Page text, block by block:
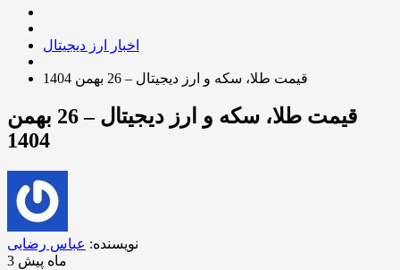
اخبار ارز دیجیتال
قیمت طلا، سکه و ارز دیجیتال – 26 بهمن 1404
قیمت طلا، سکه و ارز دیجیتال – 26 بهمن
1404
نویسنده: عباس رضایی
3 ماه پیش